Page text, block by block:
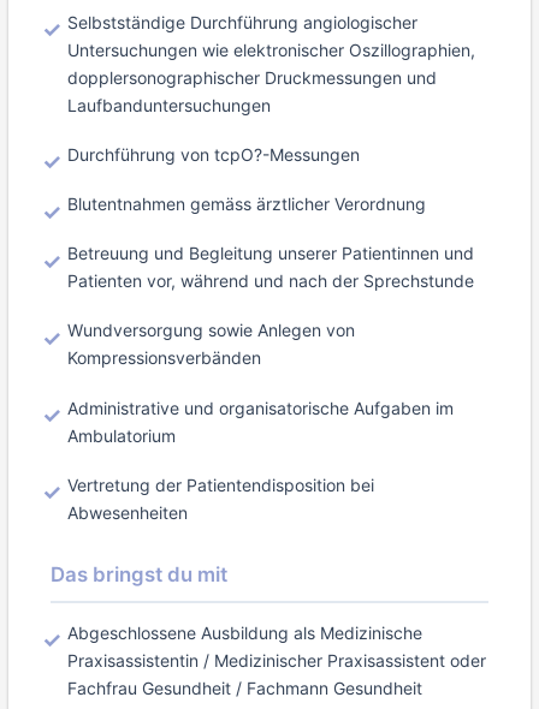
Selbstständige Durchführung angiologischer
Untersuchungen wie elektronischer Oszillographien,
dopplersonographischer Druckmessungen und
Laufbanduntersuchungen
Durchführung von tcpO?-Messungen
Blutentnahmen gemäss ärztlicher Verordnung
Betreuung und Begleitung unserer Patientinnen und
Patienten vor, während und nach der Sprechstunde
Wundversorgung sowie Anlegen von
Kompressionsverbänden
Administrative und organisatorische Aufgaben im
Ambulatorium
Vertretung der Patientendisposition bei
Abwesenheiten
Das bringst du mit
Abgeschlossene Ausbildung als Medizinische
Praxisassistentin / Medizinischer Praxisassistent oder
Fachfrau Gesundheit / Fachmann Gesundheit